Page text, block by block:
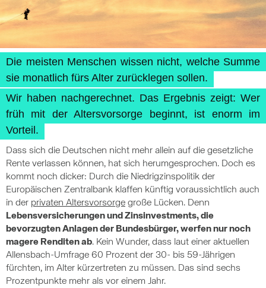
Die meisten Menschen wissen nicht, welche Summe
sie monatlich fürs Alter zurücklegen sollen.
Wir haben nachgerechnet. Das Ergebnis zeigt: Wer
früh mit der Altersvorsorge beginnt, ist enorm im
Vorteil.
Dass sich die Deutschen nicht mehr allein auf die gesetzliche
Rente verlassen können, hat sich herumgesprochen. Doch es
kommt noch dicker: Durch die Niedrigzinspolitik der
Europäischen Zentralbank klaffen künftig voraussichtlich auch
in der privaten Altersvorsorge große Lücken. Denn
Lebensversicherungen und Zinsinvestments, die
bevorzugten Anlagen der Bundesbürger, werfen nur noch
magere Renditen ab. Kein Wunder, dass laut einer aktuellen
Allensbach-Umfrage 60 Prozent der 30- bis 59-Jährigen
fürchten, im Alter kürzertreten zu müssen. Das sind sechs
Prozentpunkte mehr als vor einem Jahr.